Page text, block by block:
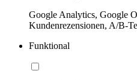
Google Analytics, Google
Kundenrezensionen, A/B-
Funktional